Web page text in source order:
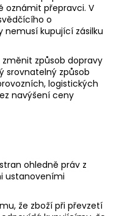
oznámit přepravci. V
o
nemusí kupující zásilku
změnit způsob dopravy
srovnatelný způsob
logistických
navýšení ceny
ohledně práv z
ustanoveními
že zboží při převzetí